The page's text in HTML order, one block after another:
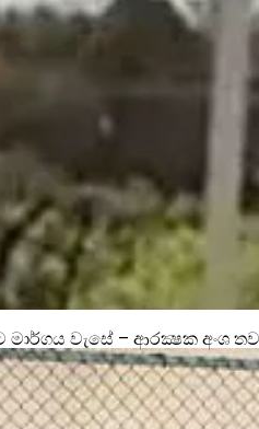
වැසේ – ආරක්‍ෂක අංශ